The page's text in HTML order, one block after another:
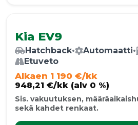
Kia EV9
Hatchback• Automaatti•
Etuveto
Alkaen 1 190 €/kk
948,21 €/kk (alv 0 %)
Sis. vakuutuksen,
sekä kahdet renkaat.